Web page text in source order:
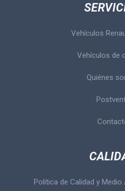
Vehículos
Vehículos de
Quiénes
Política de Calidad y